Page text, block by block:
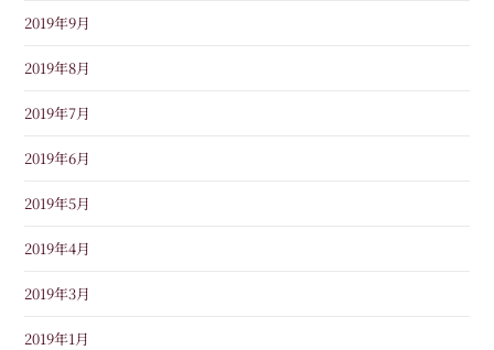
2019年9月
2019年8月
2019年7月
2019年6月
2019年5月
2019年4月
2019年3月
2019年1月